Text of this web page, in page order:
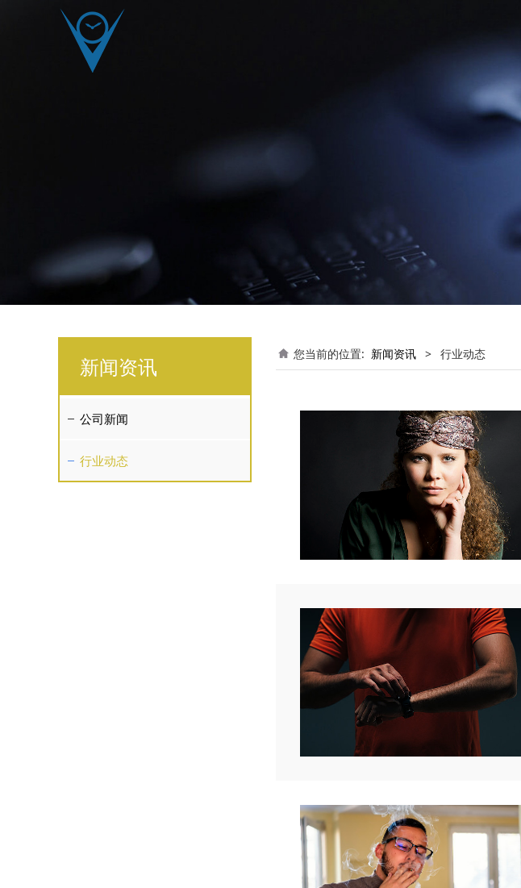
新闻资讯
公司新闻
行业动态
您当前的位置: 新闻资讯 > 行业动态